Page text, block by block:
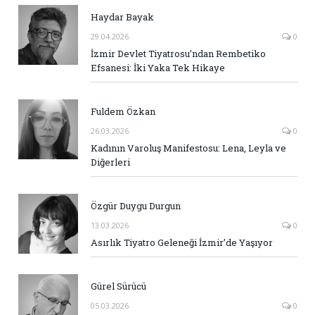
Haydar Bayak
29.04.2026 0
İzmir Devlet Tiyatrosu’ndan Rembetiko
Efsanesi: İki Yaka Tek Hikaye
Fuldem Özkan
26.03.2026 0
Kadının Varoluş Manifestosu: Lena, Leyla ve
Diğerleri
Özgür Duygu Durgun
13.03.2026 0
Asırlık Tiyatro Geleneği İzmir’de Yaşıyor
Gürel Sürücü
05.03.2026 0